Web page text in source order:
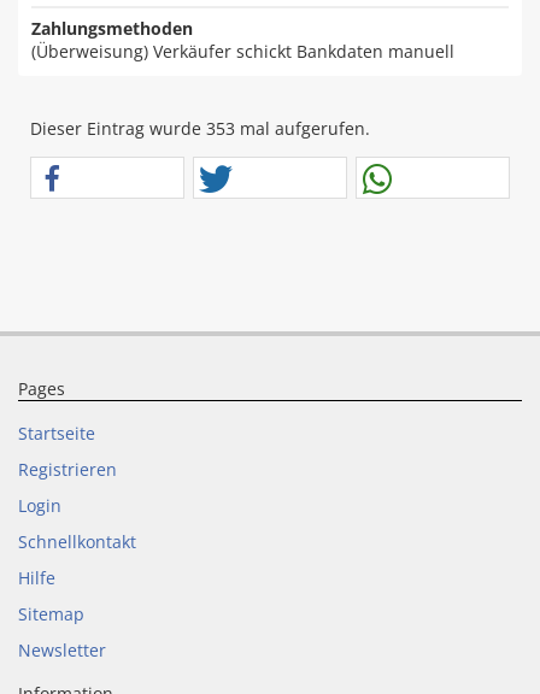
Zahlungsmethoden
(Überweisung) Verkäufer schickt Bankdaten manuell
Dieser Eintrag wurde 353 mal aufgerufen.
Pages
Startseite
Registrieren
Login
Schnellkontakt
Hilfe
Sitemap
Newsletter